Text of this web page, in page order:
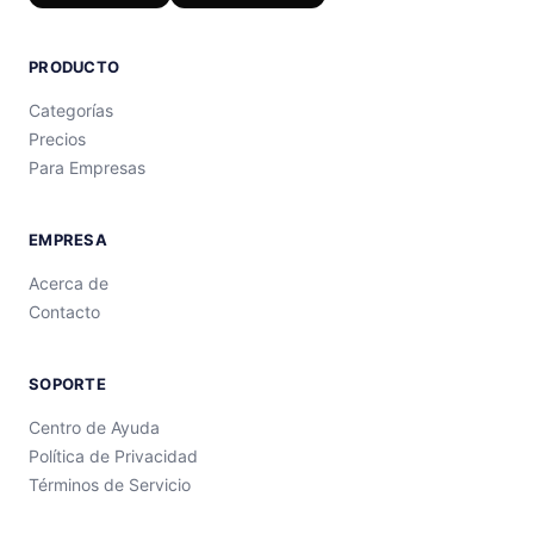
PRODUCTO
Categorías
Precios
Para Empresas
EMPRESA
Acerca de
Contacto
SOPORTE
Centro de Ayuda
Política de Privacidad
Términos de Servicio